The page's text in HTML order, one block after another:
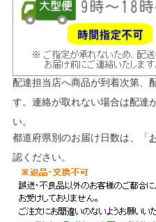
配達担当店へ商品が到着次第、
す。連絡が取れない場合は配達
い。
都道府県別のお届け日数は、「
認ください。